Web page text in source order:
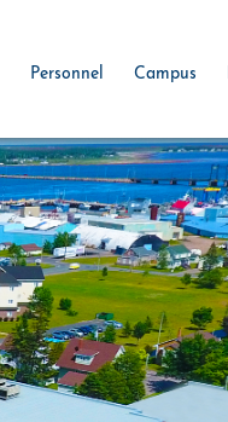
Personnel Campus